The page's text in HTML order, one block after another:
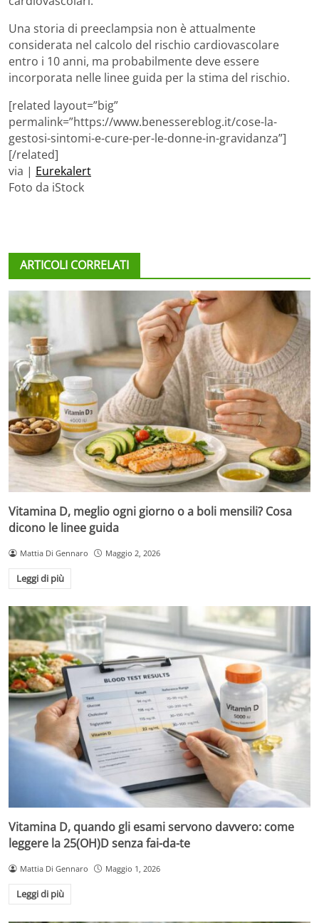
Una storia di preeclampsia non è attualmente
considerata nel calcolo del rischio cardiovascolare
entro i 10 anni, ma probabilmente deve essere
incorporata nelle linee guida per la stima del rischio.
[related layout=”big”
permalink=”https://www.benessereblog.it/cose-la-
gestosi-sintomi-e-cure-per-le-donne-in-gravidanza”]
[/related]
via | Eurekalert
Foto da iStock
ARTICOLI CORRELATI
Vitamina D, meglio ogni giorno o a boli mensili? Cosa
dicono le linee guida
Mattia Di Gennaro Maggio 2, 2026
Leggi di più
Vitamina D, quando gli esami servono davvero: come
leggere la 25(OH)D senza fai-da-te
Mattia Di Gennaro Maggio 1, 2026
Leggi di più